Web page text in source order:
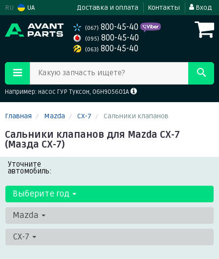
RU UA Доставка и оплата Контакты Вход
(067) 800-45-40
(095) 800-45-40
(063) 800-45-40
Какую запчасть ищете?
Например: насос ГУР Туксон, 06H905601A
Главная Mazda CX-7 Сальники клапанов
Сальники клапанов для Mazda CX-7
(Мазда СХ-7)
Уточните
автомобиль:
Выберите год
Mazda
CX-7